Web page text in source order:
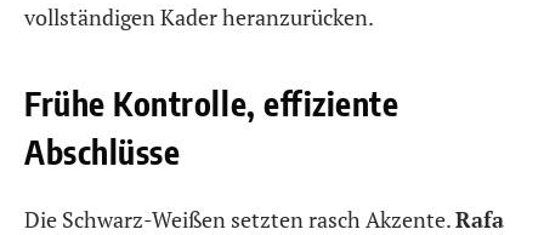
vollständigen Kader heranzurücken.
Frühe Kontrolle, effiziente
Abschlüsse
Die Schwarz-Weißen setzten rasch Akzente.Rafa